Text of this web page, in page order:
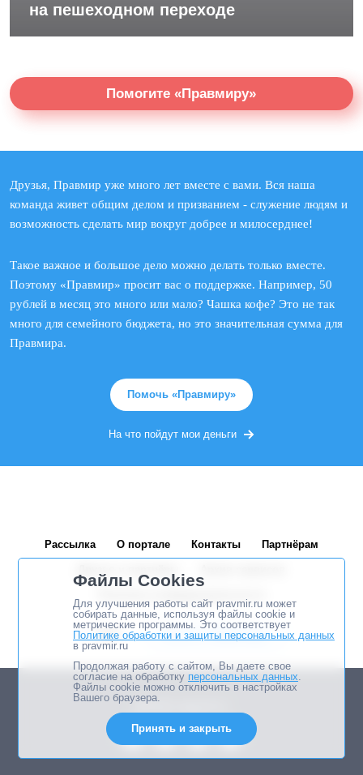
на пешеходном переходе
Помогите «Правмиру»
Друзья, Правмир уже много лет вместе с вами. Вся наша
команда живет общим делом и призванием - служение людям и
возможность сделать мир вокруг добрее и милосерднее!
Такое важное и большое дело можно делать только вместе.
Поэтому «Правмир» просит вас о поддержке. Например, 50
рублей в месяц это много или мало? Чашка кофе? Это не так
много для семейного бюджета, но это значительная сумма для
Правмира.
Помочь «Правмиру»
На что пойдут мои деньги
Рассылка О портале Контакты Партнёрам
RSS Помочь «Правмиру»
Давайте дружить!
Файлы Cookies
Для улучшения работы сайт pravmir.ru может
собирать данные, используя файлы cookie и
метрические программы. Это соответствует
Политике обработки и защиты персональных данных
в pravmir.ru
Продолжая работу с сайтом, Вы даете свое
согласие на обработку персональных данных.
Файлы cookie можно отключить в настройках
Вашего браузера.
Принять и закрыть